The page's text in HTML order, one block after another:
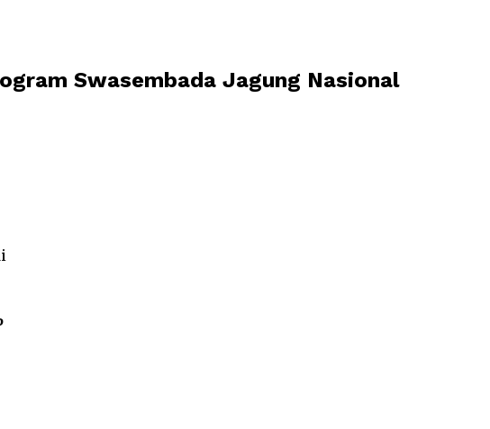
Swasembada Jagung Nasional